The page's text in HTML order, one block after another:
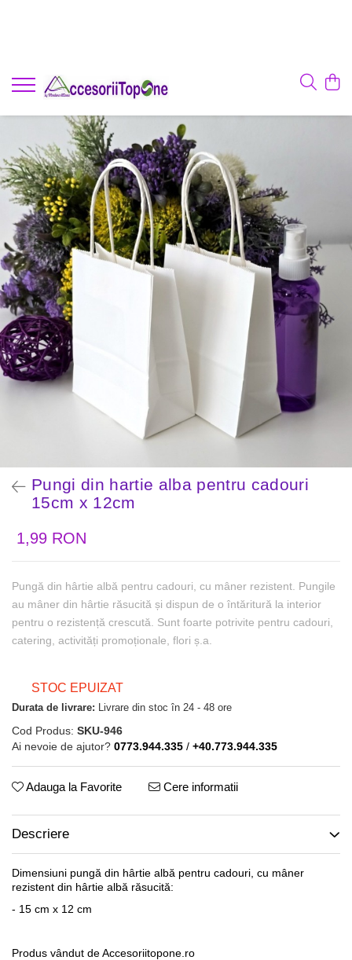
Pungi din hartie alba pentru cadouri
15cm x 12cm
1,99 RON
Pungă din hârtie albă pentru cadouri, cu mâner rezistent. Pungile
au mâner din hârtie răsucită și dispun de o întăritură la interior
pentru o rezistență crescută. Sunt foarte potrivite pentru cadouri,
catering, activități promoționale, flori ș.a.
STOC EPUIZAT
Durata de livrare: Livrare din stoc în 24 - 48 ore
Cod Produs: SKU-946
Ai nevoie de ajutor? 0773.944.335 / +40.773.944.335
Adauga la Favorite Cere informatii
Descriere
Dimensiuni pungă din hârtie albă pentru cadouri, cu mâner
rezistent din hârtie albă răsucită:
- 15 cm x 12 cm
Produs vândut de Accesoriitopone.ro